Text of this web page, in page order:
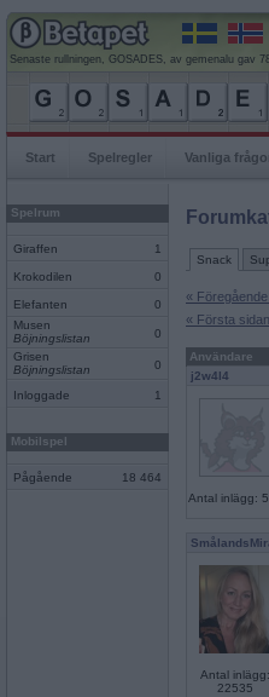
Senaste rullningen, GOSADES, av gemenalu gav
Start Spelregler Vanliga
Spelrum
Giraffen 1
Krokodilen 0
Elefanten
0
Musen
Böjningslistan
0
Grisen
Böjningslistan
0
Inloggade 1
Mobilspel
Pågående 18 464
Snack
«
« Första sidan
Användare
j2w4l4
Antal inlägg:
Antal inlägg:
22535